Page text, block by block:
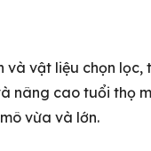
và vật liệu chọn
nâng cao tuổi thọ
vừa và lớn.